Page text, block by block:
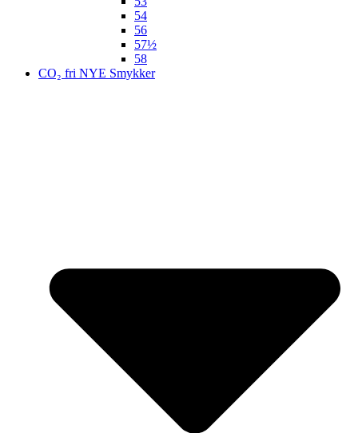
54
56
57½
58
CO₂ fri NYE Smykker